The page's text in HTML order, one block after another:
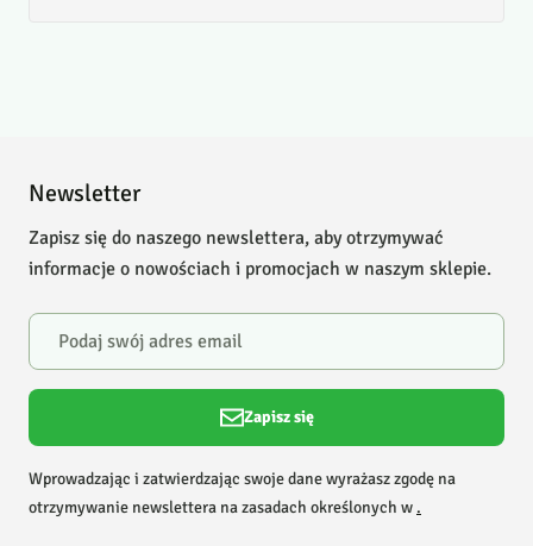
Newsletter
Zapisz się do naszego newslettera, aby otrzymywać
informacje o nowościach i promocjach w naszym sklepie.
Zapisz się
Wprowadzając i zatwierdzając swoje dane wyrażasz zgodę na
otrzymywanie newslettera na zasadach określonych w .